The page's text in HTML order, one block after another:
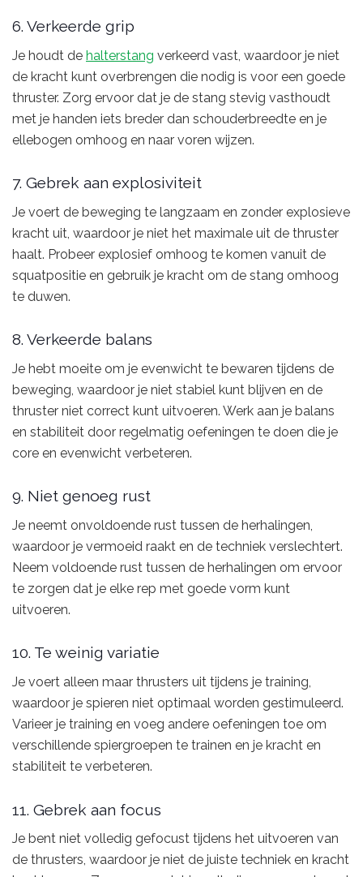
6. Verkeerde grip
Je houdt de halterstang verkeerd vast, waardoor je niet
de kracht kunt overbrengen die nodig is voor een goede
thruster. Zorg ervoor dat je de stang stevig vasthoudt
met je handen iets breder dan schouderbreedte en je
ellebogen omhoog en naar voren wijzen.
7. Gebrek aan explosiviteit
Je voert de beweging te langzaam en zonder explosieve
kracht uit, waardoor je niet het maximale uit de thruster
haalt. Probeer explosief omhoog te komen vanuit de
squatpositie en gebruik je kracht om de stang omhoog
te duwen.
8. Verkeerde balans
Je hebt moeite om je evenwicht te bewaren tijdens de
beweging, waardoor je niet stabiel kunt blijven en de
thruster niet correct kunt uitvoeren. Werk aan je balans
en stabiliteit door regelmatig oefeningen te doen die je
core en evenwicht verbeteren.
9. Niet genoeg rust
Je neemt onvoldoende rust tussen de herhalingen,
waardoor je vermoeid raakt en de techniek verslechtert.
Neem voldoende rust tussen de herhalingen om ervoor
te zorgen dat je elke rep met goede vorm kunt
uitvoeren.
10. Te weinig variatie
Je voert alleen maar thrusters uit tijdens je training,
waardoor je spieren niet optimaal worden gestimuleerd.
Varieer je training en voeg andere oefeningen toe om
verschillende spiergroepen te trainen en je kracht en
stabiliteit te verbeteren.
11. Gebrek aan focus
Je bent niet volledig gefocust tijdens het uitvoeren van
de thrusters, waardoor je niet de juiste techniek en kracht